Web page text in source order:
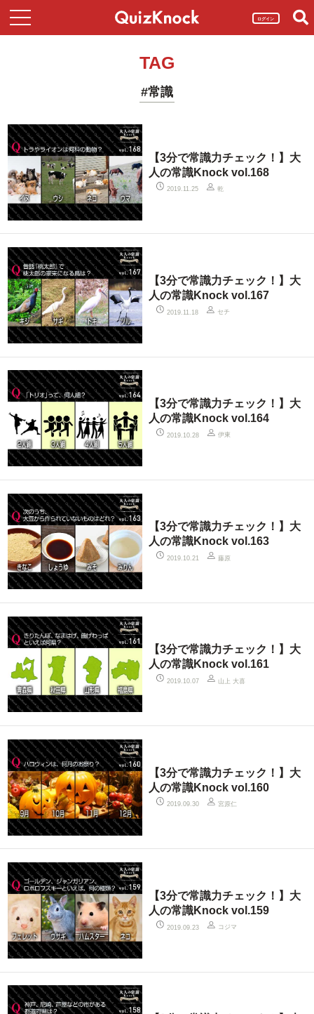
ログイン
TAG
#常識
【3分で常識力チェック！】大
人の常識Knock vol.168
2019.11.25 乾
【3分で常識力チェック！】大
人の常識Knock vol.167
2019.11.18 セチ
【3分で常識力チェック！】大
人の常識Knock vol.164
2019.10.28 伊東
【3分で常識力チェック！】大
人の常識Knock vol.163
2019.10.21 藤原
【3分で常識力チェック！】大
人の常識Knock vol.161
2019.10.07 山上 大喜
【3分で常識力チェック！】大
人の常識Knock vol.160
2019.09.30 宮原仁
【3分で常識力チェック！】大
人の常識Knock vol.159
2019.09.23 コジマ